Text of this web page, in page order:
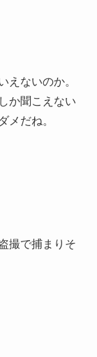
えないのか。
か聞こえない
メだね。
撮で捕まりそ